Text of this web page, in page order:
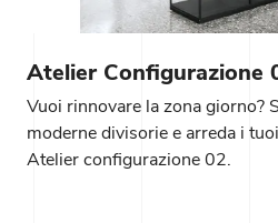
Atelier Configurazione
Vuoi rinnovare la zona giorno?
moderne divisorie e arreda i
Atelier configurazione 02.